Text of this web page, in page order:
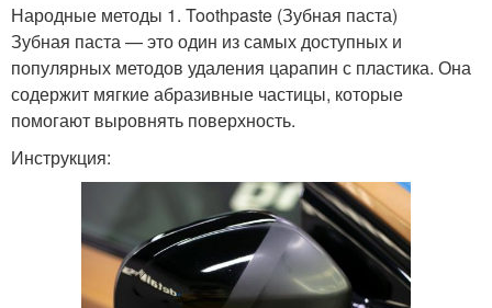
Народные методы 1. Toothpaste (Зубная паста)
Зубная паста — это один из самых доступных и
популярных методов удаления царапин с пластика. Она
содержит мягкие абразивные частицы, которые
помогают выровнять поверхность.
Инструкция: